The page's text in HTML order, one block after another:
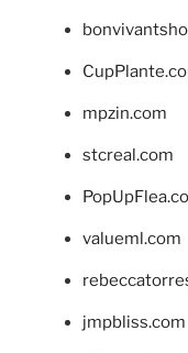
mpzin.com
stcreal.com
valueml.com
jmpbliss.com